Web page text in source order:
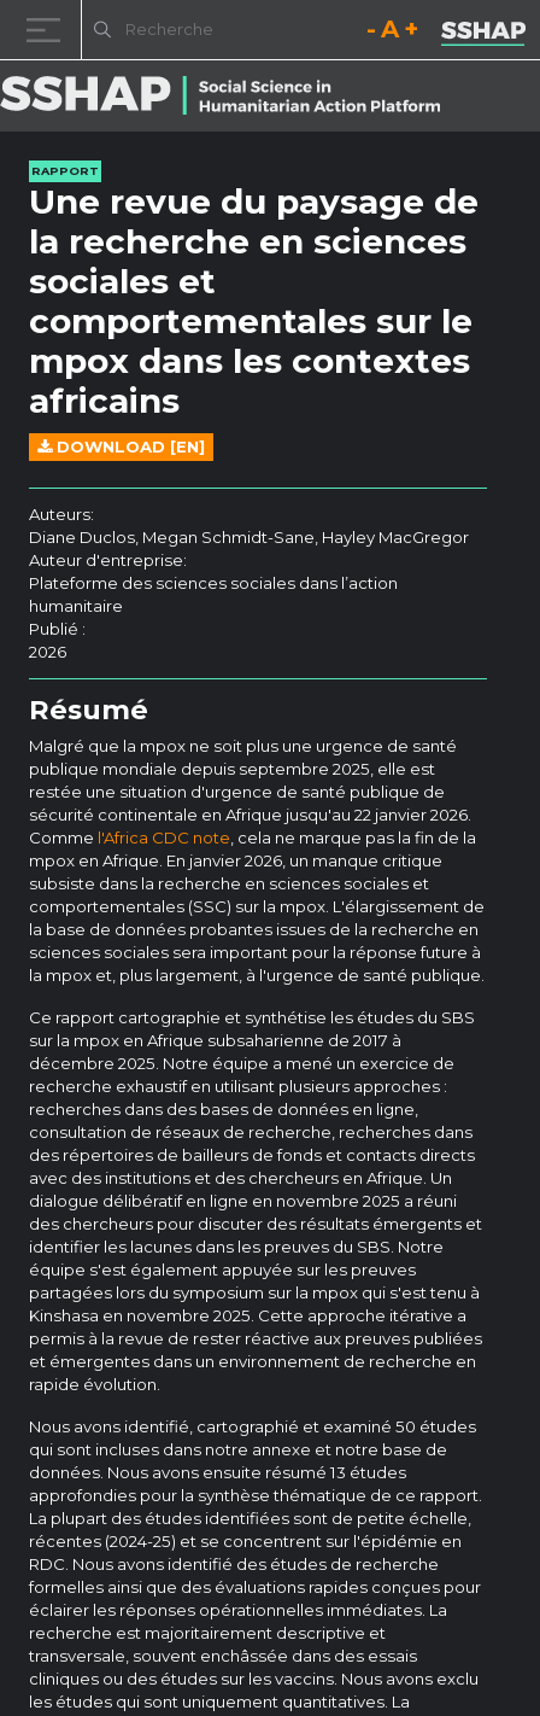
Diminuez la taille de la
Réinitialisez la
RAPPORT
Une revue du paysage de
la recherche en sciences
sociales et
comportementales sur le
mpox dans les contextes
africains
DOWNLOAD [EN]
Auteurs:
Diane Duclos, Megan Schmidt-Sane, Hayley MacGregor
Auteur d'entreprise:
Plateforme des sciences sociales dans l’action
humanitaire
Publié :
2026
Résumé
Malgré que la mpox ne soit plus une urgence de santé
publique mondiale depuis septembre 2025, elle est
restée une situation d'urgence de santé publique de
sécurité continentale en Afrique jusqu'au 22 janvier 2026.
Comme l'Africa CDC note , cela ne marque pas la fin de la
mpox en Afrique. En janvier 2026, un manque critique
subsiste dans la recherche en sciences sociales et
comportementales (SSC) sur la mpox. L'élargissement de
la base de données probantes issues de la recherche en
sciences sociales sera important pour la réponse future à
la mpox et, plus largement, à l'urgence de santé publique.
Ce rapport cartographie et synthétise les études du SBS
sur la mpox en Afrique subsaharienne de 2017 à
décembre 2025. Notre équipe a mené un exercice de
recherche exhaustif en utilisant plusieurs approches :
recherches dans des bases de données en ligne,
consultation de réseaux de recherche, recherches dans
des répertoires de bailleurs de fonds et contacts directs
avec des institutions et des chercheurs en Afrique. Un
dialogue délibératif en ligne en novembre 2025 a réuni
des chercheurs pour discuter des résultats émergents et
identifier les lacunes dans les preuves du SBS. Notre
équipe s'est également appuyée sur les preuves
partagées lors du symposium sur la mpox qui s'est tenu à
Kinshasa en novembre 2025. Cette approche itérative a
permis à la revue de rester réactive aux preuves publiées
et émergentes dans un environnement de recherche en
rapide évolution.
Nous avons identifié, cartographié et examiné 50 études
qui sont incluses dans notre annexe et notre base de
données. Nous avons ensuite résumé 13 études
approfondies pour la synthèse thématique de ce rapport.
La plupart des études identifiées sont de petite échelle,
récentes (2024-25) et se concentrent sur l'épidémie en
RDC. Nous avons identifié des études de recherche
formelles ainsi que des évaluations rapides conçues pour
éclairer les réponses opérationnelles immédiates. La
recherche est majoritairement descriptive et
transversale, souvent enchâssée dans des essais
cliniques ou des études sur les vaccins. Nous avons exclu
les études qui sont uniquement quantitatives. La